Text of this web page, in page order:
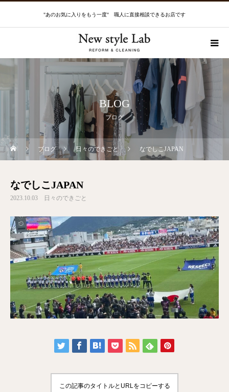
"あのお気に入りをもう一度" 職人に直接相談できるお店です
BLOG
ブログ
ブログ 日々のできごと なでしこJAPAN
なでしこJAPAN
2023.10.03 日々のできごと
この記事のタイトルとURLをコピーする